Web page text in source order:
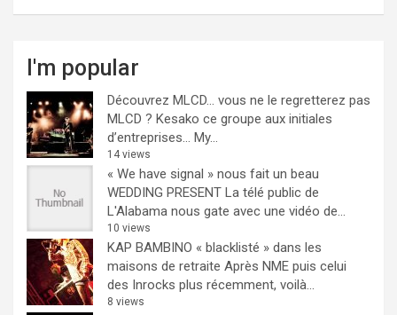
I'm popular
Découvrez MLCD… vous ne le regretterez pas
MLCD ? Kesako ce groupe aux initiales
d’entreprises… My...
14 views
« We have signal » nous fait un beau
WEDDING PRESENT La télé public de
L'Alabama nous gate avec une vidéo de...
10 views
KAP BAMBINO « blacklisté » dans les
maisons de retraite Après NME puis celui
des Inrocks plus récemment, voilà...
8 views